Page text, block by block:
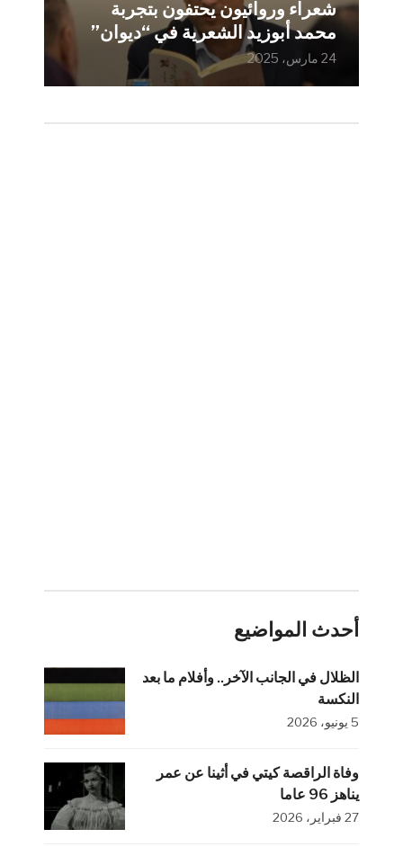
شعراء وروائيون يحتفون بتجربة
محمد أبوزيد الشعرية في “ديوان”
24 مارس، 2025
أحدث المواضيع
الظلال في الجانب الآخر.. وأفلام ما بعد
النكسة
5 يونيو، 2026
وفاة الراقصة كيتي في أثينا عن عمر
يناهز 96 عاما
27 فبراير، 2026